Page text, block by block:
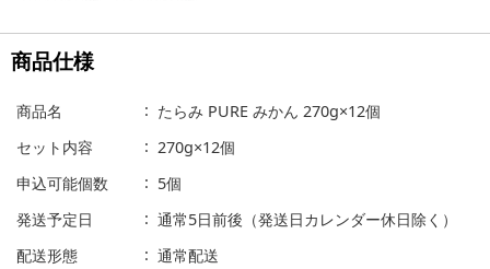
商品仕様
商品名
たらみ PURE みかん 270g×12個
セット内容
270g×12個
申込可能個数
5個
発送予定日
通常5日前後（発送日カレンダー休日除く）
配送形態
通常配送